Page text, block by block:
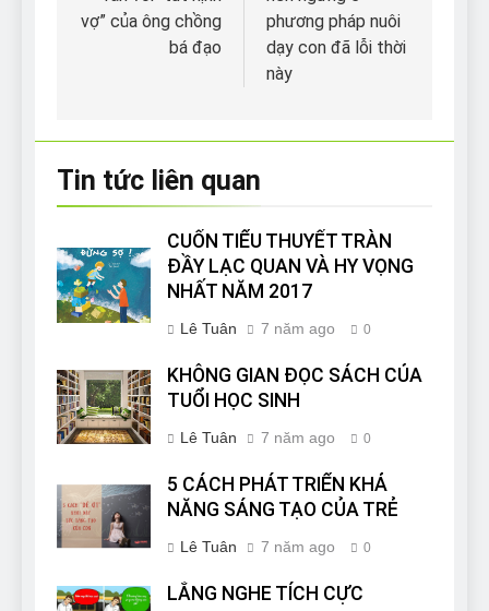
bài
vợ” của ông chồng
bá đạo
phương pháp nuôi
dạy con đã lỗi thời
này
Tin tức liên quan
CUỐN TIỂU THUYẾT TRÀN
ĐẦY LẠC QUAN VÀ HY VỌNG
NHẤT NĂM 2017
Lê Tuân 7 năm ago 0
KHÔNG GIAN ĐỌC SÁCH CỦA
TUỔI HỌC SINH
Lê Tuân 7 năm ago 0
5 CÁCH PHÁT TRIỂN KHẢ
NĂNG SÁNG TẠO CỦA TRẺ
Lê Tuân 7 năm ago 0
LẮNG NGHE TÍCH CỰC